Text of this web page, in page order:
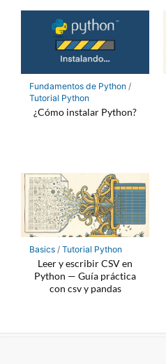
Fundamentos de Python/
Tutorial Python
¿Cómo instalar Python?
Basics/ Tutorial Python
Leer y escribir CSV en
Python — Guía práctica
con csv y pandas